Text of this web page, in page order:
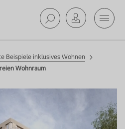
Beispiele inklusives Wohnen
Wohnraum